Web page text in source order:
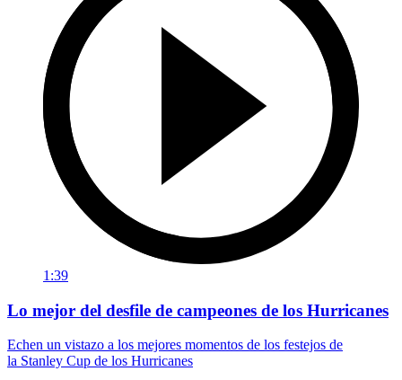
1:39
Lo mejor del desfile de campeones de los Hurricanes
Echen un vistazo a los mejores momentos de los festejos de
la Stanley Cup de los Hurricanes